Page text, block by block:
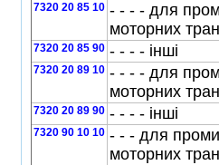
7320 20 85 10 - - - - для
моторних
7320 20 85 90 - - - - iншi
7320 20 89 10 - - - - для
моторних
7320 20 89 90 - - - - iншi
7320 90 10 10 - - - для
моторних